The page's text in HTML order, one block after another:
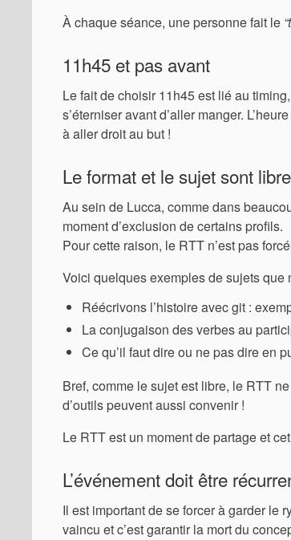
À chaque séance, une personne fait le
11h45 et pas avant
Le fait de choisir 11h45 est lié au
s’éterniser avant d’aller manger.
à aller droit au but !
Le format et le sujet sont
Au sein de Lucca, comme dans
moment d’exclusion de certains profils.
Pour cette raison, le RTT n’est pas
Voici quelques exemples de sujets que
Réécrivons l’histoire avec git :
La conjugaison des verbes au
Ce qu’il faut dire ou ne pas dire en
Bref, comme le sujet est libre, le RTT
d’outils peuvent aussi convenir !
Le RTT est un moment de partage et
L’événement doit être
Il est important de se forcer à garder le
vaincu et c’est garantir la mort du